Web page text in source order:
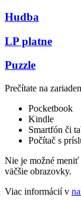
Hudba
LP platne
Puzzle
Prečítate na
Pocketbook
Kindle
Smartfón či
Počítač s
Nie je možné
väčšie obrazovky.
Viac informácií v